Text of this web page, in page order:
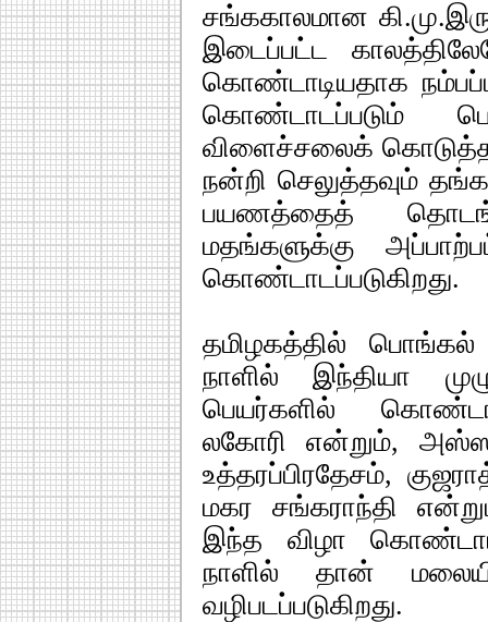
சங்ககாலமான
இடைப்பட்ட
கொண்டாடியதாக
கொண்டாடப்படும்
விளைச்சலைக்
நன்றி செலுத்தவும்
பயணத்தைத்
மதங்களுக்கு
கொண்டாடப்படுகிறது.
தமிழகத்தில்
நாளில் இந்தியா
பெயர்களில்
லகோரி என்றும்,
உத்தரப்பிரதேசம்,
மகர சங்கராந்தி
இந்த விழா
நாளில் தான்
வழிபடப்படுகிறது.